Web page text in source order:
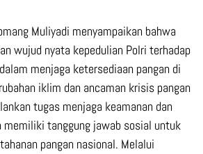
Muliyadi menyampaikan bahwa
wujud nyata kepedulian Polri terhadap
menjaga ketersediaan pangan di
iklim dan ancaman krisis pangan
tugas menjaga keamanan dan
tanggung jawab sosial untuk
pangan nasional. Melalui